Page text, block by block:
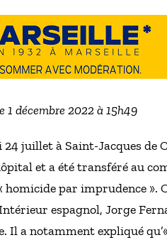
décembre 2022 à 15h49
juillet à Saint-Jacques de
et a été transféré au
par imprudence ».
espagnol, Jorge
Il a notamment expliqué